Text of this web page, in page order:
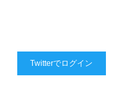
Twitterでログイン